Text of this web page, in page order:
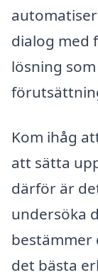
dialog med
lösning
Kom ihåg
att sätta
därför är
undersöka
bestämmer
det bästa